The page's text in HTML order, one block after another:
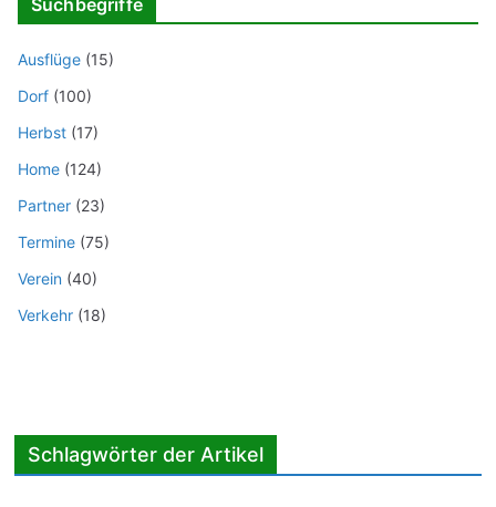
Suchbegriffe
Ausflüge (15)
Dorf (100)
Herbst (17)
Home (124)
Partner (23)
Termine (75)
Verein (40)
Verkehr (18)
Schlagwörter der Artikel